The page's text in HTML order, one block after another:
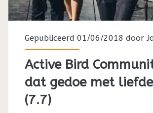
Gepubliceerd 01/06/2018 door
Active Bird
dat gedoe met
(7.7)